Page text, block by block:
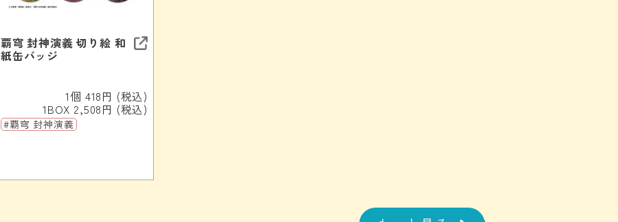
覇穹 封神演義 切り絵 和
紙缶バッジ
1個 418円 (税込)
1BOX 2,508円 (税込)
#覇穹 封神演義